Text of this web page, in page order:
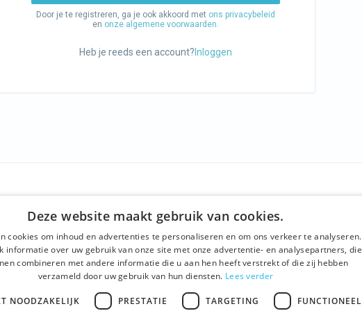
Door je te registreren, ga je ook akkoord met ons privacybeleid
en onze algemene voorwaarden.
Heb je reeds een account? Inloggen
voorwaarden
Rondleidingen
Dagprogramma
Ghent History Tour
Activiteiten
Instagram
LinkedIn
Deze website maakt gebruik van cookies.
cookies om inhoud en advertenties te personaliseren en om ons verkeer te analyseren.
informatie over uw gebruik van onze site met onze advertentie- en analysepartners, die
combineren met andere informatie die u aan hen heeft verstrekt of die zij hebben
verzameld door uw gebruik van hun diensten. Lees verder
NOODZAKELIJK PRESTATIE TARGETING FUNCTIONEEL